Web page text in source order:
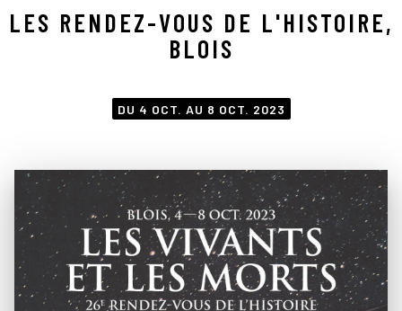
LES RENDEZ-VOUS DE L'HISTOIRE,
BLOIS
DU 4 OCT. AU 8 OCT. 2023